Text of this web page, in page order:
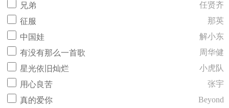
兄弟
任贤齐
征服
那英
中国娃
解小东
有没有那么一首歌
周华健
星光依旧灿烂
小虎队
用心良苦
张宇
真的爱你
Beyond